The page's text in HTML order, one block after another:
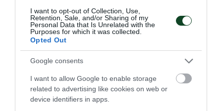
I want to opt-out of Collection, Use,
Retention, Sale, and/or Sharing of my
Personal Data that Is Unrelated with the
Purposes for which it was collected.
Opted Out
Google consents
I want to allow Google to enable storage
related to advertising like cookies on web or
device identifiers in apps.
05.08.2026 ΒΟΛΕΪ ΓΥΝΑΙΚΩΝ